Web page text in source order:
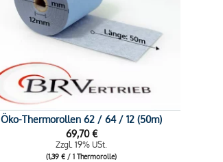
Öko-Thermorollen 62 / 64 / 12 (50m)
69,70€
Zzgl. 19% USt.
(1,39€ / 1 Thermorolle)